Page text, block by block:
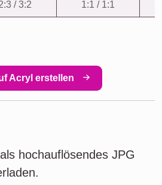
/ 3:2 1:1 / 1:1
Acryl erstellen
hochauflösendes JPG